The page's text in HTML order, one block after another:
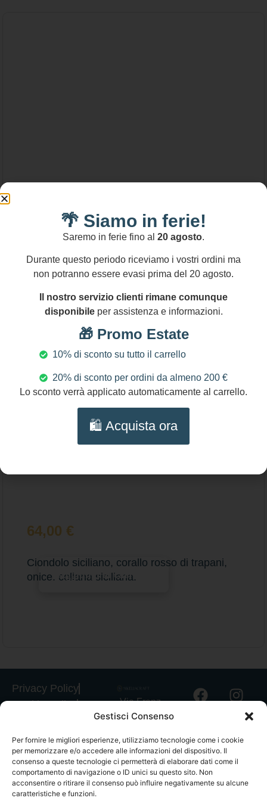
Gestisci Consenso
Per fornire le migliori esperienze, utilizziamo tecnologie come i cookie
per memorizzare e/o accedere alle informazioni del dispositivo. Il
consenso a queste tecnologie ci permetterà di elaborare dati come il
comportamento di navigazione o ID unici su questo sito. Non
acconsentire o ritirare il consenso può influire negativamente su alcune
caratteristiche e funzioni.
66,00
e onice, gioiello artigianale elegante.
Aggiungi al carrello
64,00 €
Ciondolo siciliano, corallo rosso di trapani,
onice. collana siciliana.
Aggiungi al carrello
Privacy Policy
Cookie Policy
Spedizioni
Informativa
GPSR
Termini e
Via Franz
Fischietti, 15
Palermo
+39
3939546162
info@sikeliac
🌴 Siamo in ferie!
Saremo in ferie fino al 20 agosto.
Durante questo periodo riceviamo i vostri ordini ma
non potranno essere evasi prima del 20 agosto.
Il nostro servizio clienti rimane comunque
disponibileper assistenza e informazioni.
🎁 Promo Estate
10% di sconto su tutto il carrello
20% di sconto per ordini da almeno 200 €
Lo sconto verrà applicato automaticamente al carrello.
🛍️ Acquista ora